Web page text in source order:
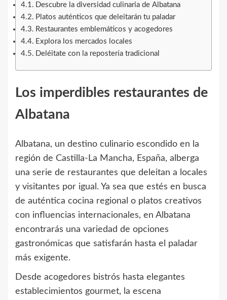
Descubre la diversidad culinaria de Albatana
Platos auténticos que deleitarán tu paladar
Restaurantes emblemáticos y acogedores
Explora los mercados locales
Deléitate con la repostería tradicional
Los imperdibles restaurantes de
Albatana
Albatana, un destino culinario escondido en la
región de Castilla-La Mancha, España, alberga
una serie de restaurantes que deleitan a locales
y visitantes por igual. Ya sea que estés en busca
de auténtica cocina regional o platos creativos
con influencias internacionales, en Albatana
encontrarás una variedad de opciones
gastronómicas que satisfarán hasta el paladar
más exigente.
Desde acogedores bistrós hasta elegantes
establecimientos gourmet, la escena